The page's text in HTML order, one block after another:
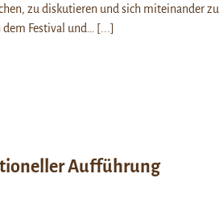
zu diskutieren und sich miteinander zu
Festival und…
[...]
Aufführung